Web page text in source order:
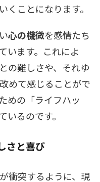
くことになります。
心の機微を感情たち
います。これによ
の難しさや、それゆ
めて感じることがで
ための「ライフハッ
いるのです。
さと喜び
衝突するように、現